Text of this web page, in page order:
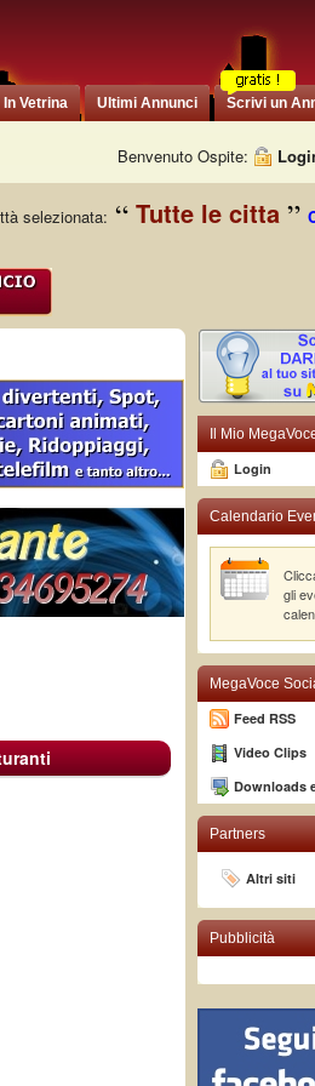
In Vetrina Ultimi Annunci Scrivi un
Benvenuto Ospite:
selezionata: Tutte le citta
Il Mio
Login
Calendario
gli
MegaVoce
Feed RSS
Video Clips
Downloads
Partners
Altri siti
Pubblicità